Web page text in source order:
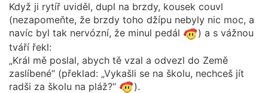
Když ji rytíř uviděl, dupl na brzdy, kousek couvl
(nezapomeňte, že brzdy toho džípu nebyly nic moc, a
navíc byl tak nervózní, že minul pedál
) a s vážnou
tváří řekl:
„Král mě poslal, abych tě vzal a odvezl do Země
zaslíbené“ (překlad: „Vykašli se na školu, nechceš jít
radši za školu na pláž?“
).